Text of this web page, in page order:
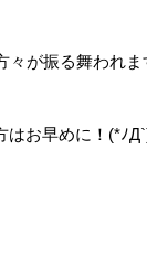
々が振る舞われ
はお早めに！(*ﾉ